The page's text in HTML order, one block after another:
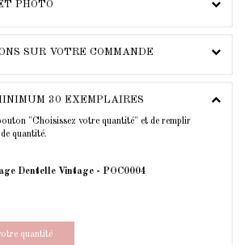
PHOTO
SUR VOTRE COMMANDE
30 EXEMPLAIRES
"Choisissez votre quantité" et de remplir
quantité.
Dentelle Vintage - POC0004
quantité